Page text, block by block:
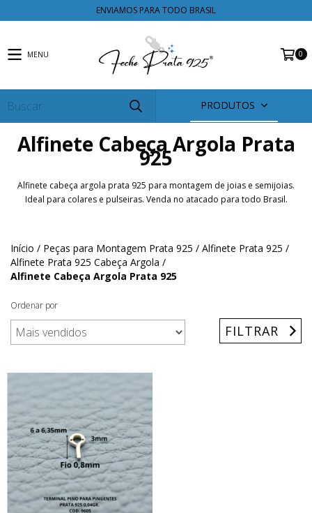
ENVIAMOS PARA TODO BRASIL
MENU 0
PRODUTOS
Alfinete Cabeça Argola Prata
925
Alfinete cabeça argola prata 925 para montagem de joias e semijoias.
Ideal para colares e pulseiras. Venda no atacado para todo Brasil.
Início / Peças para Montagem Prata 925 / Alfinete Prata 925 /
Alfinete Prata 925 Cabeça Argola /
Alfinete Cabeça Argola Prata 925
Ordenar por
FILTRAR